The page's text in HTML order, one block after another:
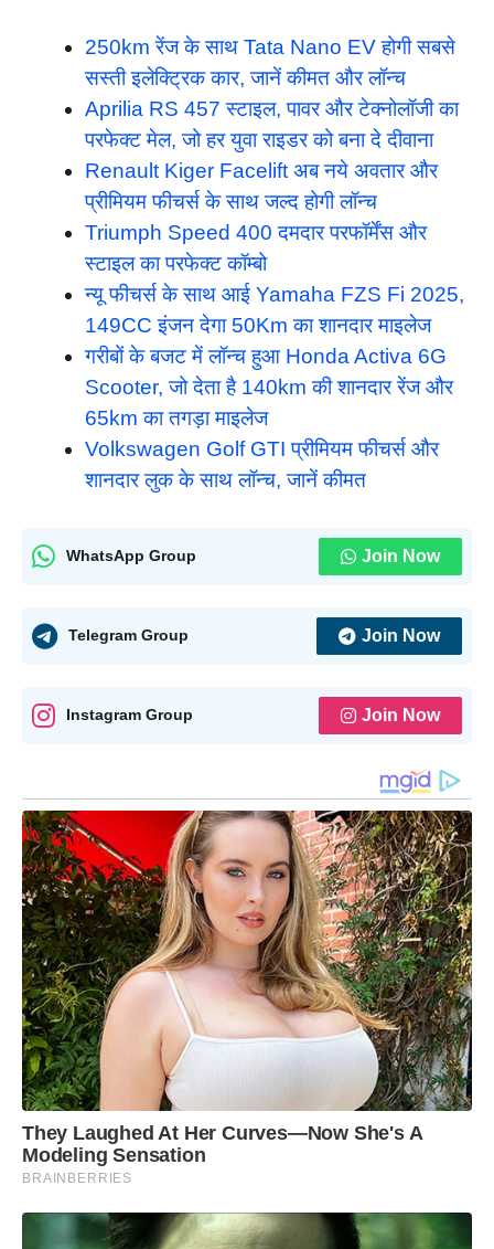
250km रेंज के साथ Tata Nano EV होगी सबसे
सस्ती इलेक्ट्रिक कार, जानें कीमत और लॉन्च
Aprilia RS 457 स्टाइल, पावर और टेक्नोलॉजी का
परफेक्ट मेल, जो हर युवा राइडर को बना दे दीवाना
Renault Kiger Facelift अब नये अवतार और
प्रीमियम फीचर्स के साथ जल्द होगी लॉन्च
Triumph Speed 400 दमदार परफॉर्मेंस और
स्टाइल का परफेक्ट कॉम्बो
न्यू फीचर्स के साथ आई Yamaha FZS Fi 2025,
149CC इंजन देगा 50Km का शानदार माइलेज
गरीबों के बजट में लॉन्च हुआ Honda Activa 6G
Scooter, जो देता है 140km की शानदार रेंज और
65km का तगड़ा माइलेज
Volkswagen Golf GTI प्रीमियम फीचर्स और
शानदार लुक के साथ लॉन्च, जानें कीमत
WhatsApp Group Join Now
Telegram Group Join Now
Instagram Group Join Now